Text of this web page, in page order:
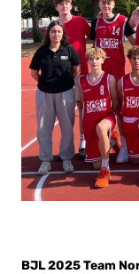
BJL 2025 Team